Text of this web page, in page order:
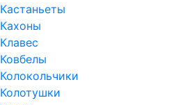
Кастаньеты
Кахоны
Клавес
Ковбелы
Колокольчики
Колотушки